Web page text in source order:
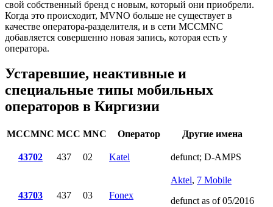
свой собственный бренд с новым, который они приобрели.
Когда это происходит, MVNO больше не существует в
качестве оператора-разделителя, и в сети MCCMNC
добавляется совершенно новая запись, которая есть у
оператора.
Устаревшие, неактивные и
специальные типы мобильных
операторов в Киргизии
MCCMNC MCC MNC Оператор Другие имена
43702 437 02 Katel defunct; D-AMPS
43703 437 03 Fonex
Aktel, 7 Mobile
defunct as of 05/2016